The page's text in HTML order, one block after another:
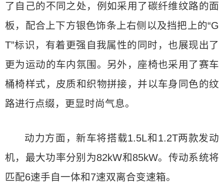
了自己的不同之处，例如采用了碳纤维纹路的面
板，配合上下方银色饰条上右侧以及挡把上的“G
T”标识，有着更强自我属性的同时，也展现出了
更为运动的车内氛围。另外，座椅也采用了赛车
桶椅样式，皮质和织物拼接，并以车身同色的纹
路进行点缀，更显时尚气息。
动力方面，新车将搭载1.5L和1.2T两款发动
机，最大功率分别为82kW和85kW。传动系统将
匹配6速手自一体和7速双离合变速箱。